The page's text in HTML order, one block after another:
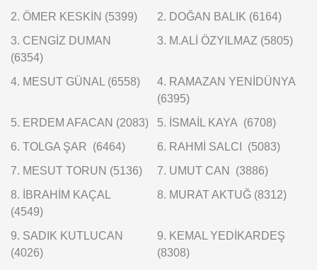
2. ÖMER KESKİN (5399)
2. DOĞAN BALIK (6164)
3. CENGİZ DUMAN
(6354)
3. M.ALİ ÖZYILMAZ (5805)
4. MESUT GÜNAL (6558)
4. RAMAZAN YENİDÜNYA
(6395)
5. ERDEM AFACAN (2083)
5. İSMAİL KAYA (6708)
6. TOLGA ŞAR (6464)
6. RAHMİ SALCI (5083)
7. MESUT TORUN (5136)
7. UMUT CAN (3886)
8. İBRAHİM KAÇAL
(4549)
8. MURAT AKTUĞ (8312)
9. SADIK KUTLUCAN
(4026)
9. KEMAL YEDİKARDEŞ
(8308)